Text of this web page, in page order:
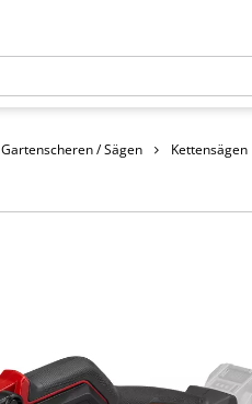
Gartenscheren / Sägen Kettensägen